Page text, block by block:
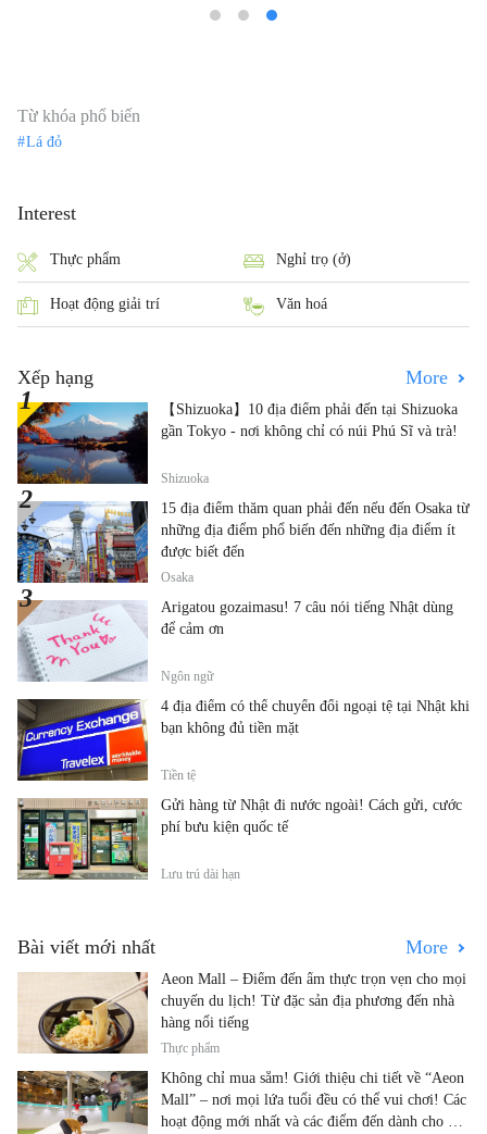
Từ khóa phổ biến
Lá đỏ
Interest
Thực phẩm Nghỉ trọ (ở)
Hoạt động giải trí Văn hoá
Xếp hạng More
【Shizuoka】10 địa điểm phải đến tại Shizuoka
gần Tokyo - nơi không chỉ có núi Phú Sĩ và trà!
Shizuoka
15 địa điểm thăm quan phải đến nếu đến Osaka từ
những địa điểm phổ biến đến những địa điểm ít
được biết đến
Osaka
Arigatou gozaimasu! 7 câu nói tiếng Nhật dùng
để cảm ơn
Ngôn ngữ
4 địa điểm có thể chuyển đổi ngoại tệ tại Nhật khi
bạn không đủ tiền mặt
Tiền tệ
Gửi hàng từ Nhật đi nước ngoài! Cách gửi, cước
phí bưu kiện quốc tế
Lưu trú dài hạn
Bài viết mới nhất More
Aeon Mall – Điểm đến ẩm thực trọn vẹn cho mọi
chuyến du lịch! Từ đặc sản địa phương đến nhà
hàng nổi tiếng
Thực phẩm
Không chỉ mua sắm! Giới thiệu chi tiết về “Aeon
Mall” – nơi mọi lứa tuổi đều có thể vui chơi! Các
hoạt động mới nhất và các điểm đến dành cho gia